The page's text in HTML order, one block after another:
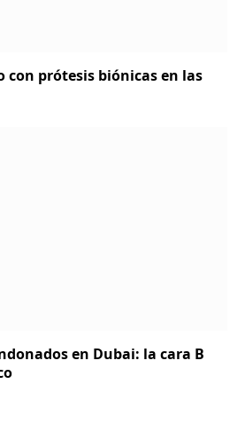
con prótesis biónicas en las
en Dubai: la cara B